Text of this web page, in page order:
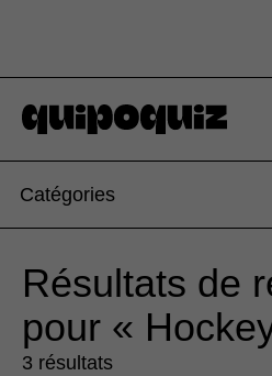
Catégories
Résultats de
pour «
3 résultats